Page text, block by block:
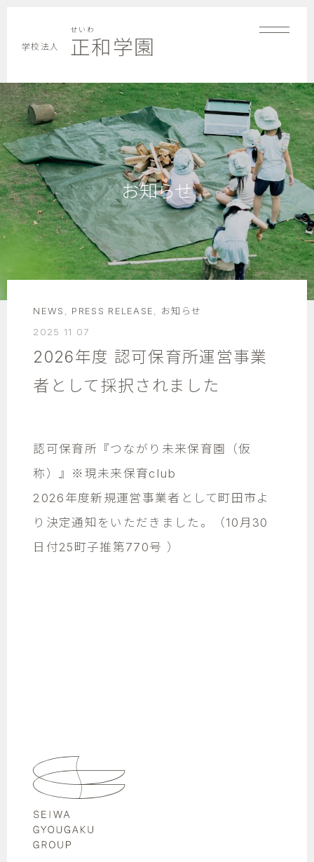
学校法人
せいわ
正和学園
お知らせ
NEWS PRESS RELEASE
お知らせ
2025 11 07
2026年度 認可保育所運営事業
者として採択されました
認可保育所『つながり未来保育園（仮
称）』※現未来保育club
2026年度新規運営事業者として町田市よ
り決定通知をいただきました。（10月30
日付25町子推第770号 ）